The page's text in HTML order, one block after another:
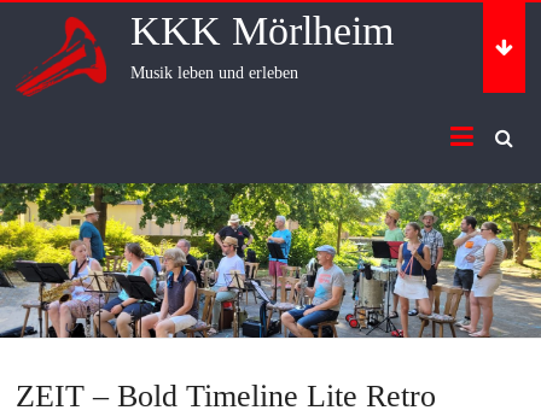
content
KKK Mörlheim
Musik leben und erleben
ZEIT – Bold Timeline Lite Retro